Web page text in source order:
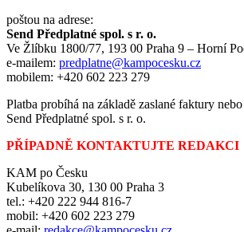
poštou na adrese:
Send Předplatné spol. s r. o.
Ve Žlíbku 1800/77, 193 00 Praha 9 – Horní
e-mailem: predplatne@kampocesku.cz
mobilem: +420 602 223 279
Platba probíhá na základě zaslané faktury
Send Předplatné spol. s r. o.
PŘÍPADNĚ KONTAKTUJTE REDAKCI
KAM po Česku
Kubelíkova 30, 130 00 Praha 3
tel.: +420 222 944 816-7
mobil: +420 602 223 279